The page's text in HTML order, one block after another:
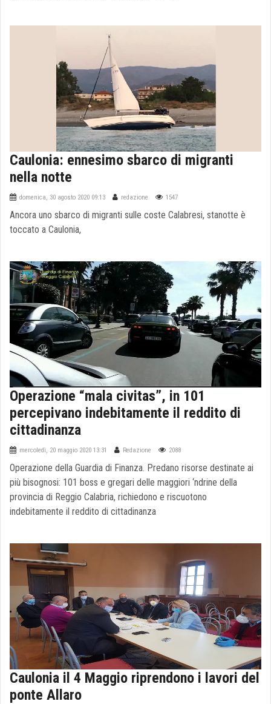
Caulonia: ennesimo sbarco di migranti
nella notte
domenica, 30 agosto 2020 09:13 redazione 1547
Ancora uno sbarco di migranti sulle coste Calabresi, stanotte è
toccato a Caulonia,
Operazione “mala civitas”, in 101
percepivano indebitamente il reddito di
cittadinanza
mercoledì, 20 maggio 2020 13:31 Redazione 2088
Operazione della Guardia di Finanza. Predano risorse destinate ai
più bisognosi: 101 boss e gregari delle maggiori ‘ndrine della
provincia di Reggio Calabria, richiedono e riscuotono
indebitamente il reddito di cittadinanza
Caulonia il 4 Maggio riprendono i lavori del
ponte Allaro